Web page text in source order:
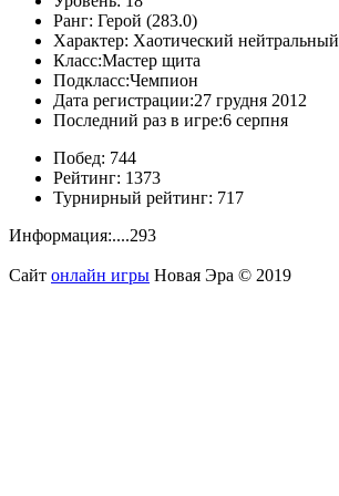
Ранг: Герой (283.0)
Характер: Хаотический нейтральный
Класс:Мастер щита
Подкласс:Чемпион
Дата регистрации:27 грудня 2012
Последний раз в игре:6 серпня
Побед: 744
Рейтинг: 1373
Турнирный рейтинг: 717
Информация:....293
Сайт онлайн игры Новая Эра © 2019